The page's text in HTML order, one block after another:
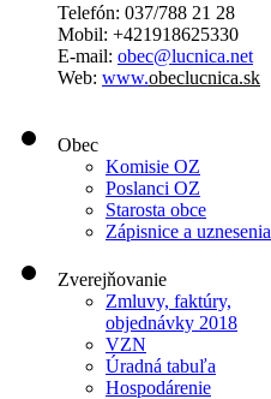
Telefón: 037/788 21 28
Mobil: +421918625330
E-mail: obec@lucnica.net
Web: www.obeclucnica.sk
Obec
Komisie OZ
Poslanci OZ
Starosta obce
Zápisnice a uznesenia
Zverejňovanie
Zmluvy, faktúry,
objednávky 2018
VZN
Úradná tabuľa
Hospodárenie